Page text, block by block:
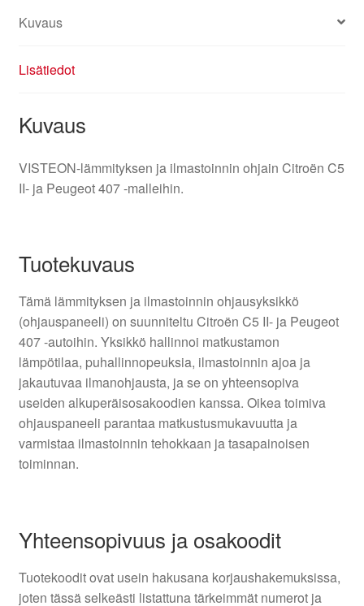
Kuvaus
Lisätiedot
Kuvaus
VISTEON-lämmityksen ja ilmastoinnin ohjain Citroën C5
II- ja Peugeot 407 -malleihin.
Tuotekuvaus
Tämä lämmityksen ja ilmastoinnin ohjausyksikkö
(ohjauspaneeli) on suunniteltu Citroën C5 II- ja Peugeot
407 -autoihin. Yksikkö hallinnoi matkustamon
lämpötilaa, puhallinnopeuksia, ilmastoinnin ajoa ja
jakautuvaa ilmanohjausta, ja se on yhteensopiva
useiden alkuperäisosakoodien kanssa. Oikea toimiva
ohjauspaneeli parantaa matkustusmukavuutta ja
varmistaa ilmastoinnin tehokkaan ja tasapainoisen
toiminnan.
Yhteensopivuus ja osakoodit
Tuotekoodit ovat usein hakusana korjaushakemuksissa,
joten tässä selkeästi listattuna tärkeimmät numerot ja